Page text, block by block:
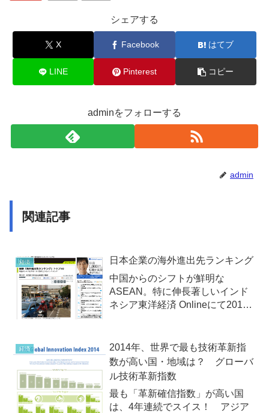
シェアする
X Facebook はてブ
LINE Pinterest コピー
adminをフォローする
admin
関連記事
経済
日本企業の海外進出先ランキング
中国からのシフトが鮮明な
ASEAN。特に伸長著しいインド
ネシア東洋経済 Onlineにて2013
表されました。東洋経済は上場企
業はじめ国内有力企業を対象に
1967年から日本企業...
経済
2014年、世界で最も技術革新指
数が高い国・地域は？ グローバ
ル技術革新指数
最も「革新確信指数」が高い国
は、4年連続でスイス！ アジア